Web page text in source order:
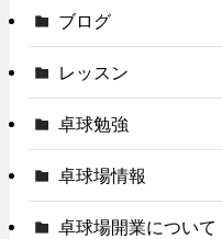
ブログ
レッスン
卓球勉強
卓球場情報
卓球場開業について